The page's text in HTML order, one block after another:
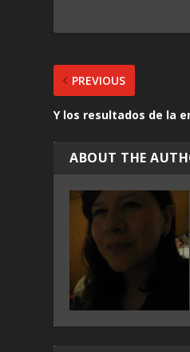
PREVIOUS
Y los resultados de la
ABOUT THE